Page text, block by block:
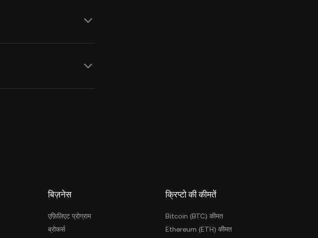
बिज़नेस
एफ़िलिएट प्रोग्राम
ब्रोकर्स
क्रिप्टो की कीमतें
Bitcoin (BTC) कीमत
Ethereum (ETH) कीमत